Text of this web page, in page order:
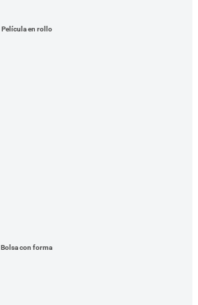
Película en rollo
Bolsa con forma